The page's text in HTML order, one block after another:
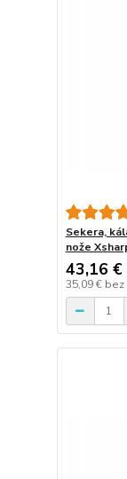
Sekera,
nože
43,16 €
35,09 € bez